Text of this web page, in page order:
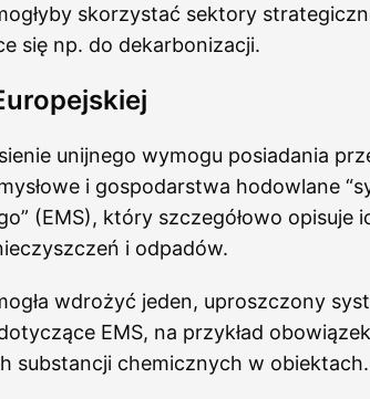
skorzystać sektory
się np. do dekarbonizacji.
unijnego wymogu posiadania
i gospodarstwa hodowlane
(EMS), który szczegółowo opisuje
i odpadów.
wdrożyć jeden, uproszczony
EMS, na przykład
substancji chemicznych w obiektach.